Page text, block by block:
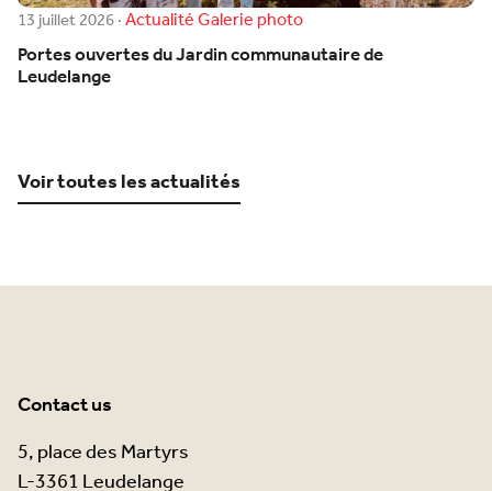
13 juillet 2026·ActualitéGalerie photo
Portes ouvertes du Jardin communautaire de
Leudelange
Voir toutes les actualités
Contact us
5, place des Martyrs
L-3361 Leudelange